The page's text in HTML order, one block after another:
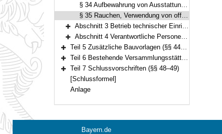
§ 34 Aufbewahrung von Ausstattungen, Requisiten, Ausschmückungen und brennbarem Material
§ 35 Rauchen, Verwendung von offenem Feuer und pyrotechnischen Gegenständen
Bereich erweitern
Abschnitt 3 Betrieb technischer Einrichtungen (§§ 36–37)
Bereich erweitern
Abschnitt 4 Verantwortliche Personen, besondere Betriebsvorschriften (§§ 38–43)
Bereich erweitern
Teil 5 Zusätzliche Bauvorlagen (§§ 44–45)
Bereich erweitern
Teil 6 Bestehende Versammlungsstätten (§§ 46–47)
Bereich erweitern
Teil 7 Schlussvorschriften (§§ 48–49)
[Schlussformel]
Anlage
Bayern.de